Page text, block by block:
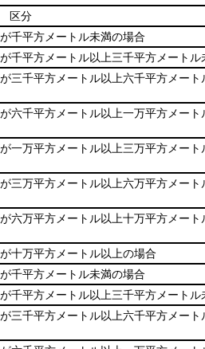
区分
千平方メートル未満の場合
千平方メートル以上三千平方メートル
三千平方メートル以上六千平方メート
六千平方メートル以上一万平方メート
一万平方メートル以上三万平方メート
三万平方メートル以上六万平方メート
六万平方メートル以上十万平方メート
十万平方メートル以上の場合
千平方メートル未満の場合
千平方メートル以上三千平方メートル
三千平方メートル以上六千平方メート